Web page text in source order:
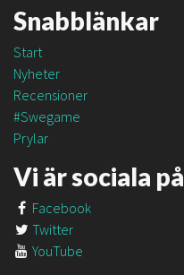
Snabblänkar
Start
Nyheter
Recensioner
#Swegame
Prylar
Vi är sociala på
Facebook
Twitter
YouTube